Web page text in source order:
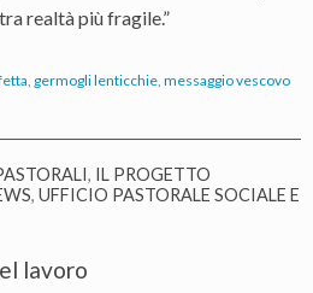
realtà più fragile.”
germogli lenticchie messaggio vescovo
, IL PROGETTO
, UFFICIO PASTORALE SOCIALE E
lavoro